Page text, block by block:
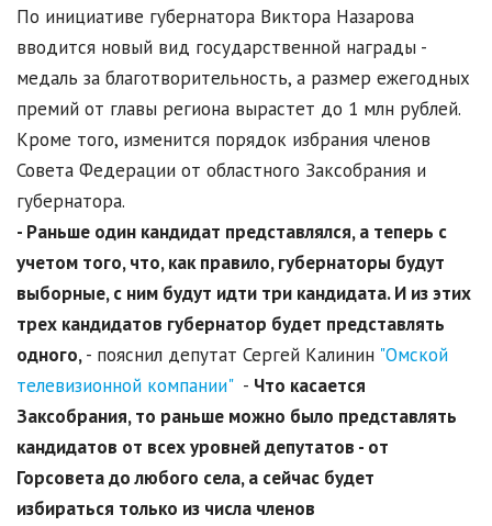
По инициативе губернатора Виктора Назарова
вводится новый вид государственной награды -
медаль за благотворительность, а размер ежегодных
премий от главы региона вырастет до 1 млн рублей.
Кроме того, изменится порядок избрания членов
Совета Федерации от областного Заксобрания и
губернатора.
- Раньше один кандидат представлялся, а теперь с
учетом того, что, как правило, губернаторы будут
выборные, с ним будут идти три кандидата. И из этих
трех кандидатов губернатор будет представлять
одного,- пояснил депутат Сергей Калинин "Омской
телевизионной компании"- Что касается
Заксобрания, то раньше можно было представлять
кандидатов от всех уровней депутатов - от
Горсовета до любого села, а сейчас будет
избираться только из числа членов